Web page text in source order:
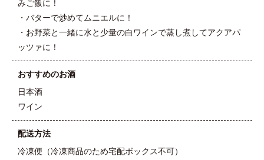
みご飯に！
・バターで炒めてムニエルに！
・お野菜と一緒に水と少量の白ワインで蒸し煮してアクアパ
ッツァに！
おすすめのお酒
日本酒
ワイン
配送方法
冷凍便（冷凍商品のため宅配ボックス不可）